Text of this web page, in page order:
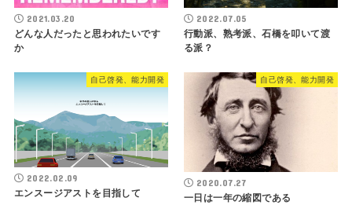
2021.03.20
どんな人だったと思われたいです
か
2022.07.05
行動派、熟考派、石橋を叩いて渡
る派？
自己啓発、能力開発
2022.02.09
エンスージアストを目指して
自己啓発、能力開発
2020.07.27
一日は一年の縮図である